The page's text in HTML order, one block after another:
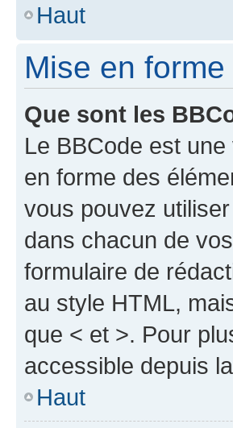
Haut
Mise en
Que sont les
Le BBCode est
en forme des
vous pouvez
dans chacun de
formulaire de
au style HTML,
que < et >. Pour
accessible depuis
Haut